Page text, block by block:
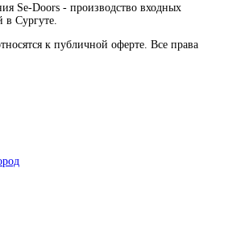
Se-Doors - производство входных
в Сургуте.
к публичной оферте. Все права